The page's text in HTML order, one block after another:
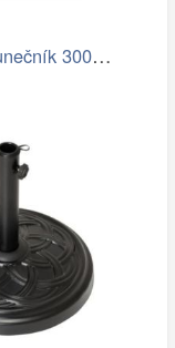
Zahradní slunečník 300 x 300 cm